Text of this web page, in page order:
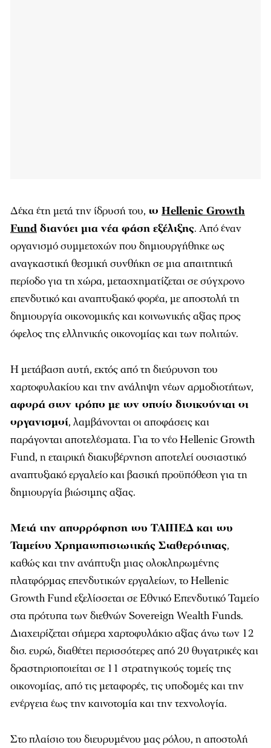
Δέκα έτη μετά την ίδρυσή του, το Hellenic Growth
Fund διανύει μια νέα φάση εξέλιξης. Από έναν
οργανισμό συμμετοχών που δημιουργήθηκε ως
αναγκαστική θεσμική συνθήκη σε μια απαιτητική
περίοδο για τη χώρα, μετασχηματίζεται σε σύγχρονο
επενδυτικό και αναπτυξιακό φορέα, με αποστολή τη
δημιουργία οικονομικής και κοινωνικής αξίας προς
όφελος της ελληνικής οικονομίας και των πολιτών.
Η μετάβαση αυτή, εκτός από τη διεύρυνση του
χαρτοφυλακίου και την ανάληψη νέων αρμοδιοτήτων,
αφορά στον τρόπο με τον οποίο διοικούνται οι
οργανισμοί, λαμβάνονται οι αποφάσεις και
παράγονται αποτελέσματα. Για το νέο Hellenic Growth
Fund, η εταιρική διακυβέρνηση αποτελεί ουσιαστικό
αναπτυξιακό εργαλείο και βασική προϋπόθεση για τη
δημιουργία βιώσιμης αξίας.
Μετά την απορρόφηση του ΤΑΙΠΕΔ και του
Ταμείου Χρηματοπιστωτικής Σταθερότητας,
καθώς και την ανάπτυξη μιας ολοκληρωμένης
πλατφόρμας επενδυτικών εργαλείων, το Hellenic
Growth Fund εξελίσσεται σε Εθνικό Επενδυτικό Ταμείο
στα πρότυπα των διεθνών Sovereign Wealth Funds.
Διαχειρίζεται σήμερα χαρτοφυλάκιο αξίας άνω των 12
δισ. ευρώ, διαθέτει περισσότερες από 20 θυγατρικές και
δραστηριοποιείται σε 11 στρατηγικούς τομείς της
οικονομίας, από τις μεταφορές, τις υποδομές και την
ενέργεια έως την καινοτομία και την τεχνολογία.
Στο πλαίσιο του διευρυμένου μας ρόλου, η αποστολή